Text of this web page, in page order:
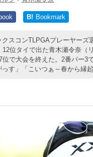
B! Bookmark
スコンTLPGAプレーヤー
12位タイで出た青木瀬令奈（
位で大会を終えた。2番パー
す」「こいつぁ～春から縁